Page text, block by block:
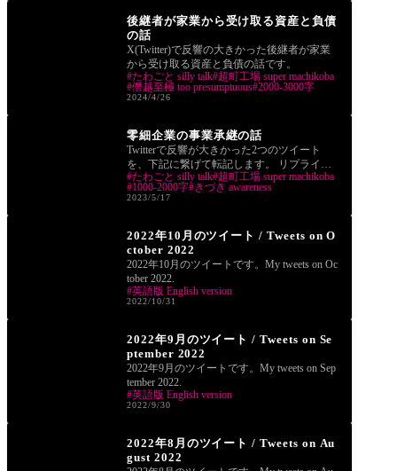
後継者が家業から受け取る資産と負債
の話
X(Twitter)で反響の大きかった後継者が家業
から受け取る資産と負債の話です。
たわごと silly talk 超町工場 super machikoba
僭越至極 too presumptuous 2000-3000字
2024/4/26
零細企業の事業承継の話
Twitterで反響が大きかった2つのツイート
を、下記に繋げて転記します。 リプライや
引用リツイートしてくださった方のご意見
も、とて
たわごと silly talk 超町工場 super machikoba
1000-2000字 きづき awareness
2023/5/17
2022年10月のツイート / Tweets on O
ctober 2022
2022年10月のツイートです。My tweets on Oc
tober 2022.
英語版 English version
2022/10/31
2022年9月のツイート / Tweets on Se
ptember 2022
2022年9月のツイートです。My tweets on Sep
tember 2022.
英語版 English version
2022/9/30
2022年8月のツイート / Tweets on Au
gust 2022